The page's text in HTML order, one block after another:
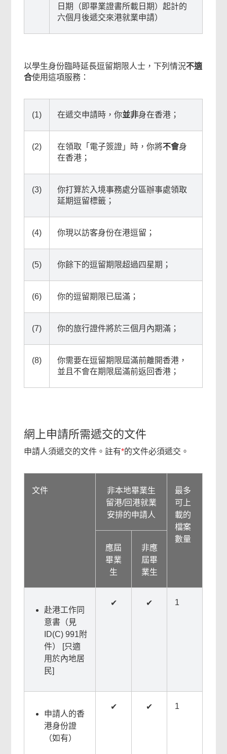
日期（即畢業證書所載日期）起計的
六個月後遞交來港就業申請）
以學生身份臨時延長逗留期限人士，下列情況不適
合使用這項服務：
(1) 在遞交申請時，你並非身在香港；
(2) 在領取「電子簽證」時，你將不會身
在香港；
(3)
你打算於入境事務處分區辦事處領取
延期逗留標籤；
(4) 你現以訪客身份在港逗留；
(5) 你餘下的逗留期限超過四星期；
(6) 你的逗留期限已屆滿；
(7) 你的旅行證件將於三個月內期滿；
(8)
你需要在逗留期限屆滿前離開香港，
並且不會在期限屆滿前返回香港；
網上申請所需遞交的文件
申請人須遞交的文件。註有*的文件必須遞交。
文件
非本地畢業生
留港/回港就業
安排的申請人
最多
可上
載的
檔案
數量
應屆
畢業
生
非應
屆畢
業生
赴港工作同
意書（見
ID(C) 991附
件） [只適
用於內地居
民]
✔ ✔ 1
申請人的香
港身份證
（如有）
✔ ✔ 1